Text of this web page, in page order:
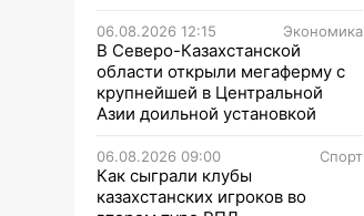
06.08.2026 12:15 Экономика
В Северо-Казахстанской
области открыли мегаферму с
крупнейшей в Центральной
Азии доильной установкой
06.08.2026 09:00 Спорт
Как сыграли клубы
казахстанских игроков во